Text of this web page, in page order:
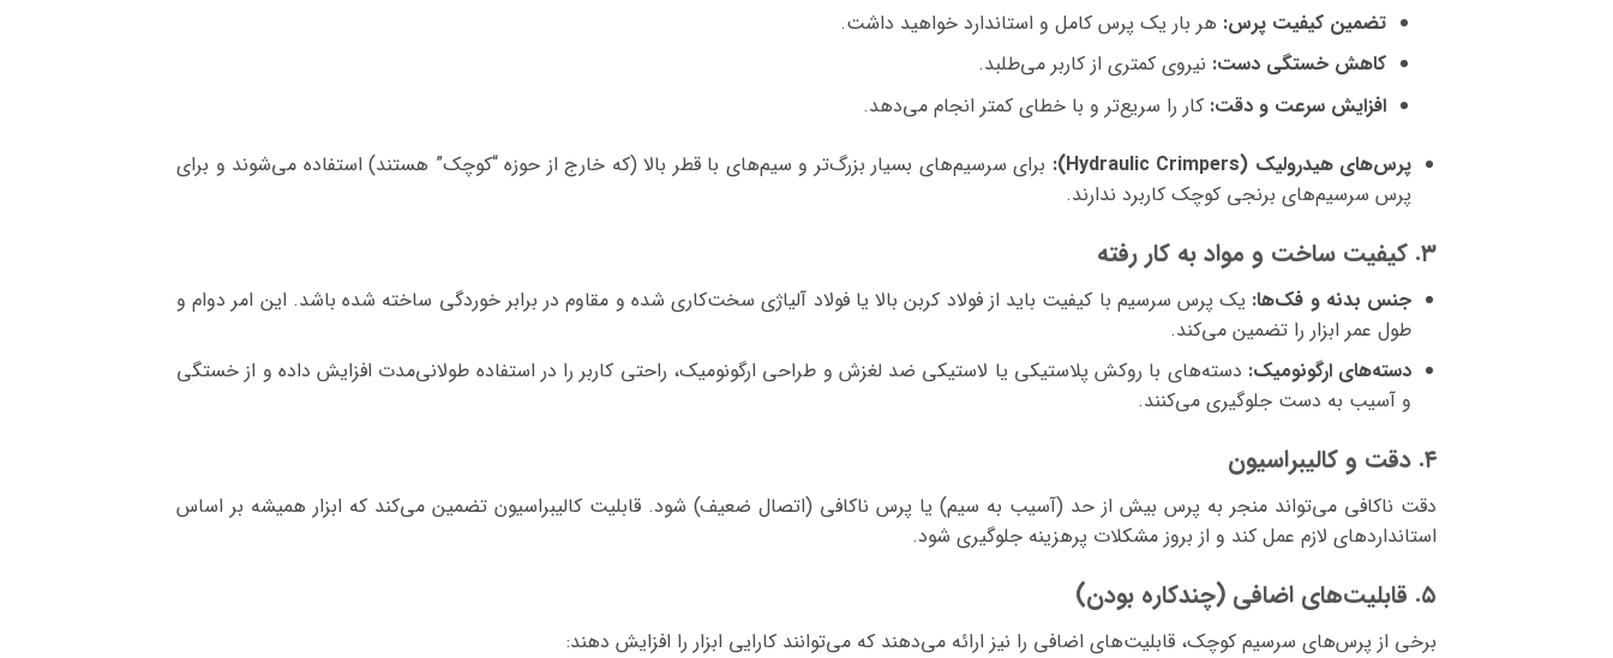
تضمین کیفیت پرس: هر بار یک پرس کامل و استاندارد خواهید داشت.
کاهش خستگی دست: نیروی کمتری از کاربر می‌طلبد.
افزایش سرعت و دقت: کار را سریع‌تر و با خطای کمتر انجام می‌دهد.
پرس‌های هیدرولیک (Hydraulic Crimpers):
برای سرسیم‌های بسیار بزرگ‌تر و سیم‌های با قطر بالا (که خارج از حوزه “کوچک” هستند) استفاده می‌شوند و برای
پرس سرسیم‌های برنجی کوچک کاربرد ندارند.
۳. کیفیت ساخت و مواد به کار رفته
جنس بدنه و فک‌ها: یک پرس سرسیم با کیفیت باید از فولاد کربن بالا یا فولاد آلیاژی سخت‌کاری شده و مقاوم در برابر خوردگی ساخته شده باشد. این امر دوام و
طول عمر ابزار را تضمین می‌کند.
دسته‌های ارگونومیک: دسته‌های با روکش پلاستیکی یا لاستیکی ضد لغزش و طراحی ارگونومیک، راحتی کاربر را در استفاده طولانی‌مدت افزایش داده و از خستگی
و آسیب به دست جلوگیری می‌کنند.
۴. دقت و کالیبراسیون
دقت ناکافی می‌تواند منجر به پرس بیش از حد (آسیب به سیم) یا پرس ناکافی (اتصال ضعیف) شود. قابلیت کالیبراسیون تضمین می‌کند که ابزار همیشه بر اساس
استانداردهای لازم عمل کند و از بروز مشکلات پرهزینه جلوگیری شود.
۵. قابلیت‌های اضافی (چندکاره بودن)
برخی از پرس‌های سرسیم کوچک، قابلیت‌های اضافی را نیز ارائه می‌دهند که می‌توانند کارایی ابزار را افزایش دهند: